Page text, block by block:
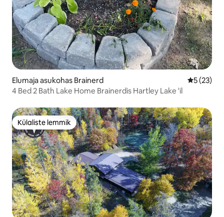
Elumaja asukohas Brainerd Keskmine
5 (23)
4 Bed 2 Bath Lake Home Brainerdis Hartley Lake 'il
Külaliste lemmik
Külaliste lemmik